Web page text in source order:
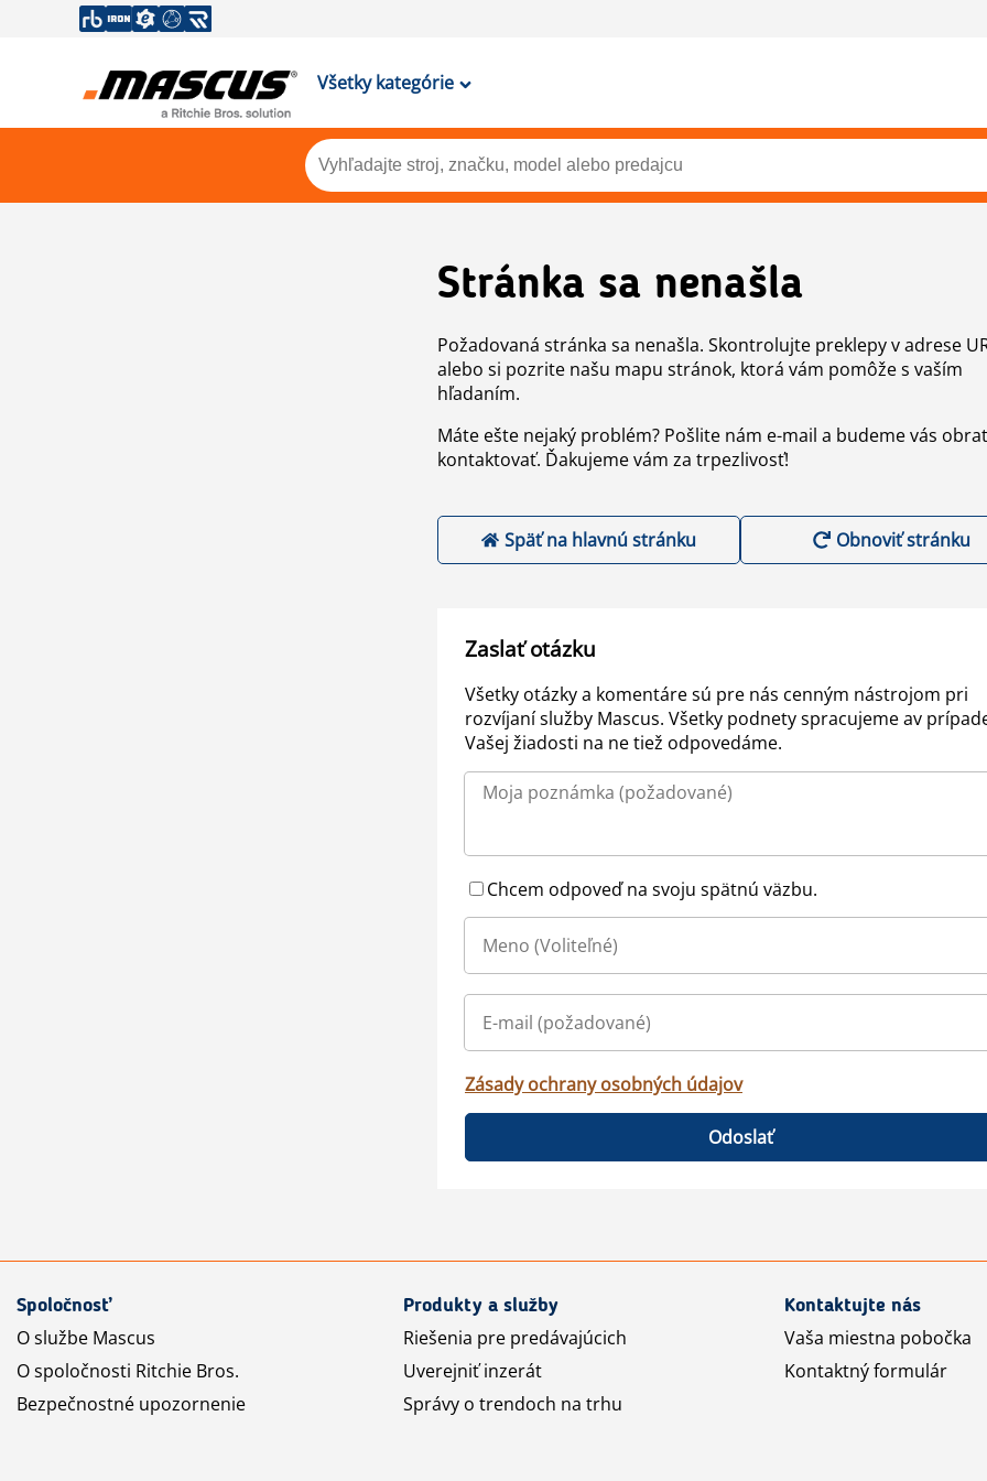
Všetky kategórie
Stránka sa nenašla
Požadovaná stránka sa nenašla. Skontrolujte preklepy v adrese
alebo si pozrite našu mapu stránok, ktorá vám pomôže s vaším
hľadaním.
Máte ešte nejaký problém? Pošlite nám e-mail a budeme vás
kontaktovať. Ďakujeme vám za trpezlivosť!
Späť na hlavnú stránku Obnoviť stránku
Zaslať otázku
Všetky otázky a komentáre sú pre nás cenným nástrojom pri
rozvíjaní služby Mascus. Všetky podnety spracujeme av
Vašej žiadosti na ne tiež odpovedáme.
Chcem odpoveď na svoju spätnú väzbu.
Zásady ochrany osobných údajov
Odoslať
Spoločnosť
O službe Mascus
O spoločnosti Ritchie Bros.
Bezpečnostné upozornenie
Produkty a služby
Riešenia pre predávajúcich
Uverejniť inzerát
Správy o trendoch na trhu
Kontaktujte nás
Vaša miestna pobočka
Kontaktný formulár